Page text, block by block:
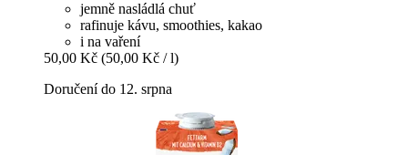
jemně nasládlá chuť
rafinuje kávu, smoothies, kakao
i na vaření
50,00 Kč (50,00 Kč / l)
Doručení do 12. srpna